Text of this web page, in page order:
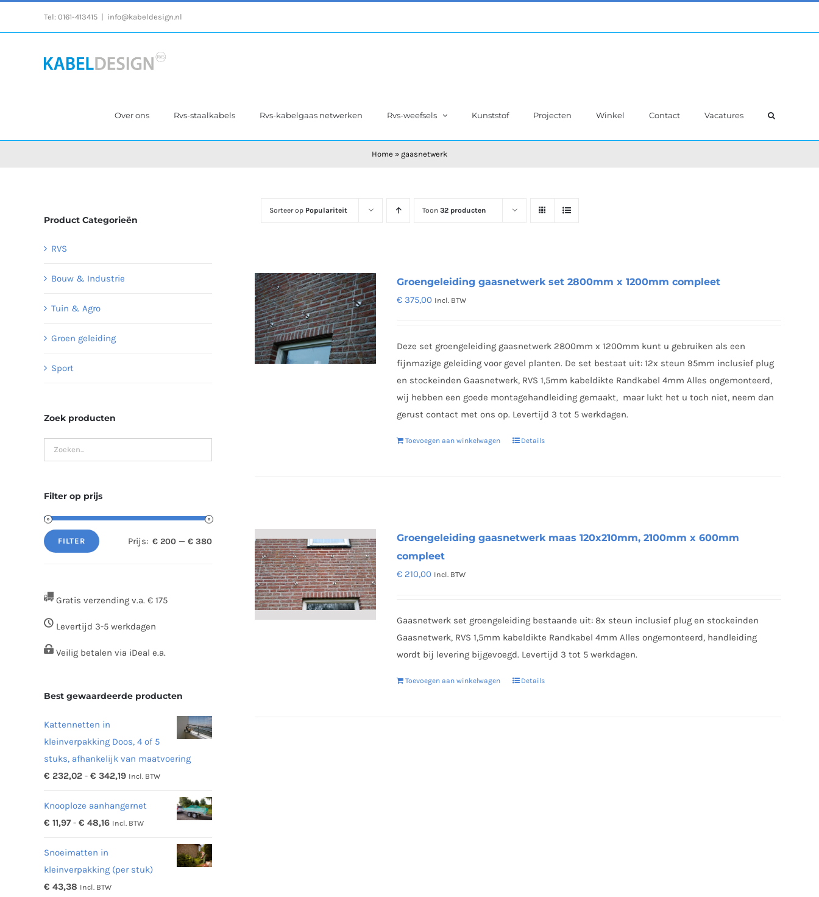
Tel: 0161-413415 info@kabeldesign.nl
Over ons Rvs-staalkabels Rvs-kabelgaas netwerken Rvs-weefsels Kunststof Projecten Winkel Contact Vacatures
Home » gaasnetwerk
Sorteer op Populariteit Toon 32 producten
Groengeleiding gaasnetwerk set 2800mm x 1200mm compleet
€ 375,00 Incl. BTW
Deze set groengeleiding gaasnetwerk 2800mm x 1200mm kunt u gebruiken als een
fijnmazige geleiding voor gevel planten. De set bestaat uit: 12x steun 95mm inclusief plug
en stockeinden Gaasnetwerk, RVS 1,5mm kabeldikte Randkabel 4mm Alles ongemonteerd,
wij hebben een goede montagehandleiding gemaakt, maar lukt het u toch niet, neem dan
gerust contact met ons op. Levertijd 3 tot 5 werkdagen.
Toevoegen aan winkelwagen Details
Groengeleiding gaasnetwerk maas 120x210mm, 2100mm x 600mm
compleet
€ 210,00 Incl. BTW
Gaasnetwerk set groengeleiding bestaande uit: 8x steun inclusief plug en stockeinden
Gaasnetwerk, RVS 1,5mm kabeldikte Randkabel 4mm Alles ongemonteerd, handleiding
wordt bij levering bijgevoegd. Levertijd 3 tot 5 werkdagen.
Toevoegen aan winkelwagen Details
Product Categorieën
RVS
Bouw & Industrie
Tuin & Agro
Groen geleiding
Sport
Zoek producten
Filter op prijs
Min.
Max.
FILTER Prijs: € 200 — € 380
Gratis verzending v.a. € 175
Levertijd 3-5 werkdagen
Veilig betalen via iDeal e.a.
Best gewaardeerde producten
Kattennetten in
kleinverpakking Doos, 4 of 5
stuks, afhankelijk van maatvoering
€ 232,02 - € 342,19Prijsklasse:
tot
€ 342,19
Incl. BTW
Knooploze aanhangernet
€ 11,97 - € 48,16Prijsklasse:
€ 48,16
Incl. BTW
Snoeimatten in
kleinverpakking (per stuk)
€ 43,38 Incl. BTW